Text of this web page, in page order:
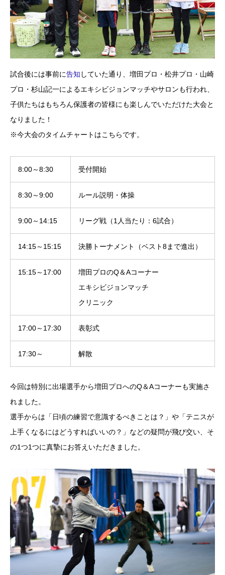
試合後には事前に告知 していた通り、増田プロ・松井プロ・山崎
プロ・杉山記一によるエキシビジョンマッチやサロンも行われ、
子供たちはもちろん保護者の皆様にも楽しんでいただけた大会と
なりました！
※今大会のタイムチャートはこちらです。
8:00～8:30 受付開始
8:30～9:00 ルール説明・体操
9:00～14:15 リーグ戦（1人当たり：6試合）
14:15～15:15 決勝トーナメント（ベスト8まで進出）
15:15～17:00
増田プロのQ＆Aコーナー
エキシビジョンマッチ
クリニック
17:00～17:30 表彰式
17:30～ 解散
今回は特別に出場選手から増田プロへのQ＆Aコーナーも実施さ
れました。
選手からは「日頃の練習で意識するべきことは？」や「テニスが
上手くなるにはどうすればいいの？」などの疑問が飛び交い、そ
の1つ1つに真摯にお答えいただきました。